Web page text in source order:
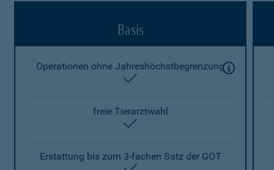
Basis
Operationen ohne Jahreshöchstbegrenzung
freie Tierarztwahl
Erstattung bis zum 3-fachen Satz der GOT